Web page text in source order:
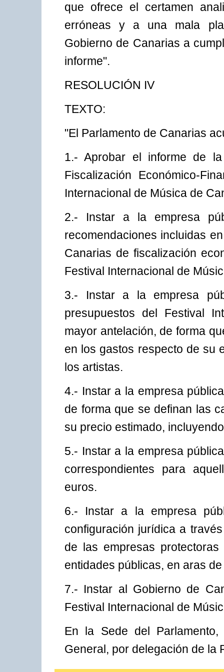
que ofrece el certamen
erróneas y a una mala
Gobierno de Canarias a
informe".
RESOLUCIÓN IV
TEXTO:
"El Parlamento de Canarias
1.- Aprobar el informe de
Fiscalización Económico-
Internacional de Música de
2.- Instar a la empresa
recomendaciones incluidas
Canarias de fiscalización
Festival Internacional de
3.- Instar a la empresa
presupuestos del Festival
mayor antelación, de forma
en los gastos respecto de su
los artistas.
4.- Instar a la empresa
de forma que se definan las
su precio estimado,
5.- Instar a la empresa
correspondientes para
euros.
6.- Instar a la empresa
configuración jurídica a
de las empresas
entidades públicas, en aras
7.- Instar al Gobierno de
Festival Internacional de
En la Sede del
General, por delegación de la